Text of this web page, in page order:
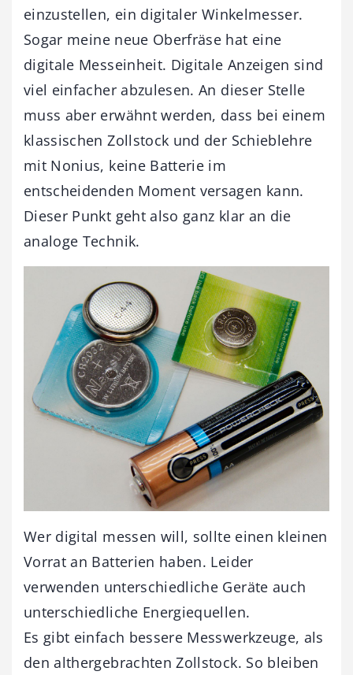
einzustellen, ein digitaler Winkelmesser.
Sogar meine neue Oberfräse hat eine
digitale Messeinheit. Digitale Anzeigen sind
viel einfacher abzulesen. An dieser Stelle
muss aber erwähnt werden, dass bei einem
klassischen Zollstock und der Schieblehre
mit Nonius, keine Batterie im
entscheidenden Moment versagen kann.
Dieser Punkt geht also ganz klar an die
analoge Technik.
Wer digital messen will, sollte einen kleinen
Vorrat an Batterien haben. Leider
verwenden unterschiedliche Geräte auch
unterschiedliche Energiequellen.
Es gibt einfach bessere Messwerkzeuge, als
den althergebrachten Zollstock. So bleiben